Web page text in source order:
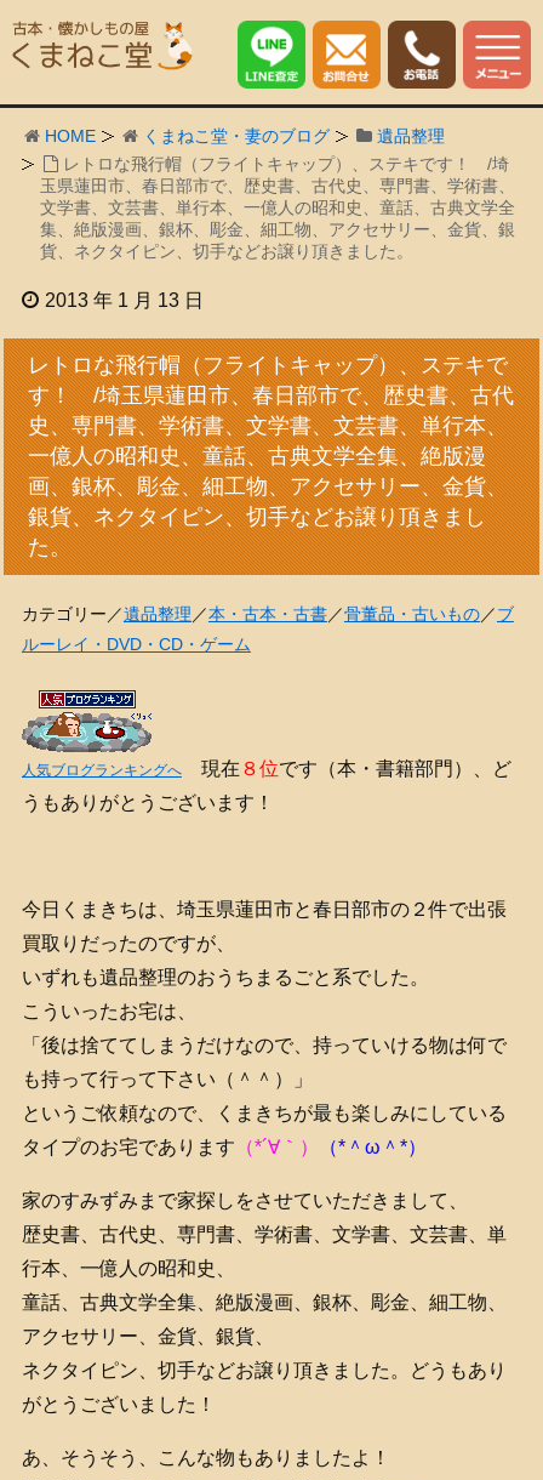
HOME くまねこ堂・妻のブログ
遺品整理
レトロな飛行帽（フライトキャップ）、ステキです！ /埼
玉県蓮田市、春日部市で、歴史書、古代史、専門書、学術書、
文学書、文芸書、単行本、一億人の昭和史、童話、古典文学全
集、絶版漫画、銀杯、彫金、細工物、アクセサリー、金貨、銀
貨、ネクタイピン、切手などお譲り頂きました。
2013 年 1 月 13 日
レトロな飛行帽（フライトキャップ）、ステキで
す！ /埼玉県蓮田市、春日部市で、歴史書、古代
史、専門書、学術書、文学書、文芸書、単行本、
一億人の昭和史、童話、古典文学全集、絶版漫
画、銀杯、彫金、細工物、アクセサリー、金貨、
銀貨、ネクタイピン、切手などお譲り頂きまし
た。
カテゴリー／遺品整理／本・古本・古書／骨董品・古いもの／ブ
ルーレイ・DVD・CD・ゲーム
人気ブログランキングへ現在 ８位です（本・書籍部門）、ど
うもありがとうございます！
今日くまきちは、埼玉県蓮田市と春日部市の２件で出張
買取りだったのですが、
いずれも遺品整理のおうちまるごと系でした。
こういったお宅は、
「後は捨ててしまうだけなので、持っていける物は何で
も持って行って下さい（＾＾）」
というご依頼なので、くまきちが最も楽しみにしている
タイプのお宅であります （*´∀｀） （*＾ω＾*）
家のすみずみまで家探しをさせていただきまして、
歴史書、古代史、専門書、学術書、文学書、文芸書、単
行本、一億人の昭和史、
童話、古典文学全集、絶版漫画、銀杯、彫金、細工物、
アクセサリー、金貨、銀貨、
ネクタイピン、切手などお譲り頂きました。どうもあり
がとうございました！
あ、そうそう、こんな物もありましたよ！